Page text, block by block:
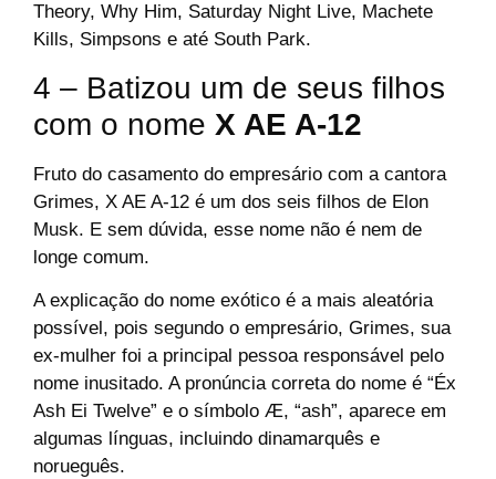
Theory, Why Him, Saturday Night Live, Machete
Kills, Simpsons e até South Park.
4 – Batizou um de seus filhos
com o nome X AE A-12
Fruto do casamento do empresário com a cantora
Grimes, X AE A-12 é um dos seis filhos de Elon
Musk. E sem dúvida, esse nome não é nem de
longe comum.
A explicação do nome exótico é a mais aleatória
possível, pois segundo o empresário, Grimes, sua
ex-mulher foi a principal pessoa responsável pelo
nome inusitado. A pronúncia correta do nome é “Éx
Ash Ei Twelve” e o símbolo Æ, “ash”, aparece em
algumas línguas, incluindo dinamarquês e
norueguês.